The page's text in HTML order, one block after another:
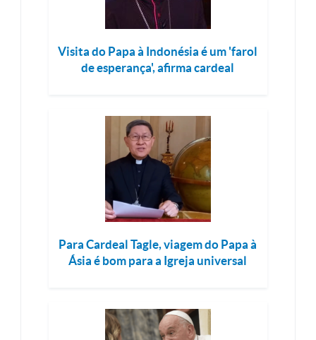
Visita do Papa à Indonésia é um 'farol
de esperança', afirma cardeal
Para Cardeal Tagle, viagem do Papa à
Ásia é bom para a Igreja universal